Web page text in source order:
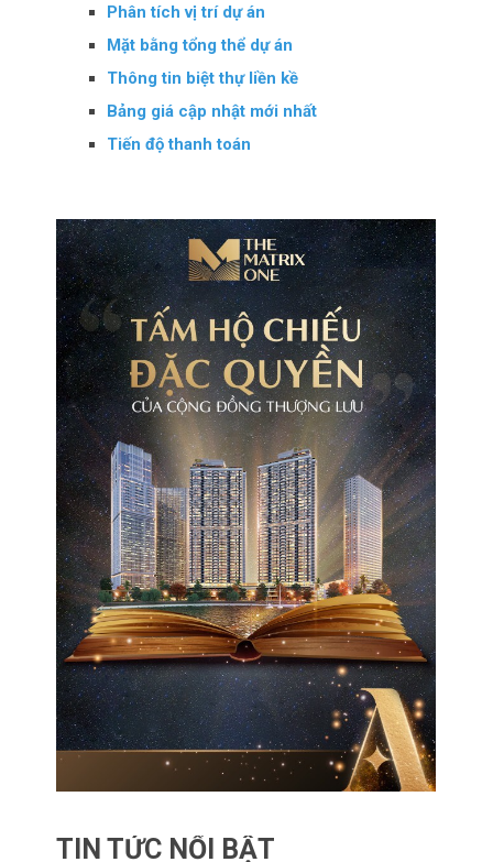
Phân tích vị trí dự án
Mặt bằng tổng thể dự án
Thông tin biệt thự liền kề
Bảng giá cập nhật mới nhất
Tiến độ thanh toán
TIN TỨC NỔI BẬT